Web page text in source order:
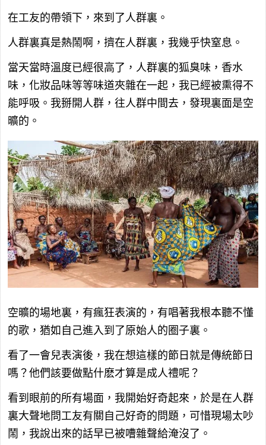
在工友的帶領下，來到了人群裏。
人群裏真是熱鬧啊，擠在人群裏，我幾乎快窒息。
當天當時溫度已經很高了，人群裏的狐臭味，香水
味，化妝品味等等味道夾雜在一起，我已經被熏得不
能呼吸。我掰開人群，往人群中間去，發現裏面是空
曠的。
空曠的場地裏，有瘋狂表演的，有唱著我根本聽不懂
的歌，猶如自己進入到了原始人的圈子裏。
看了一會兒表演後，我在想這樣的節日就是傳統節日
嗎？他們該要做點什麽才算是成人禮呢？
看到眼前的所有場面，我開始好奇起來，於是在人群
裏大聲地問工友有關自己好奇的問題，可惜現場太吵
鬧，我說出來的話早已被嘈雜聲給淹沒了。